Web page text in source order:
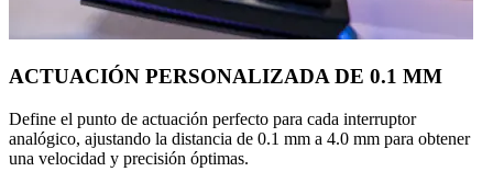
ACTUACIÓN PERSONALIZADA DE 0.1 MM
Define el punto de actuación perfecto para cada interruptor
analógico, ajustando la distancia de 0.1 mm a 4.0 mm para obtener
una velocidad y precisión óptimas.